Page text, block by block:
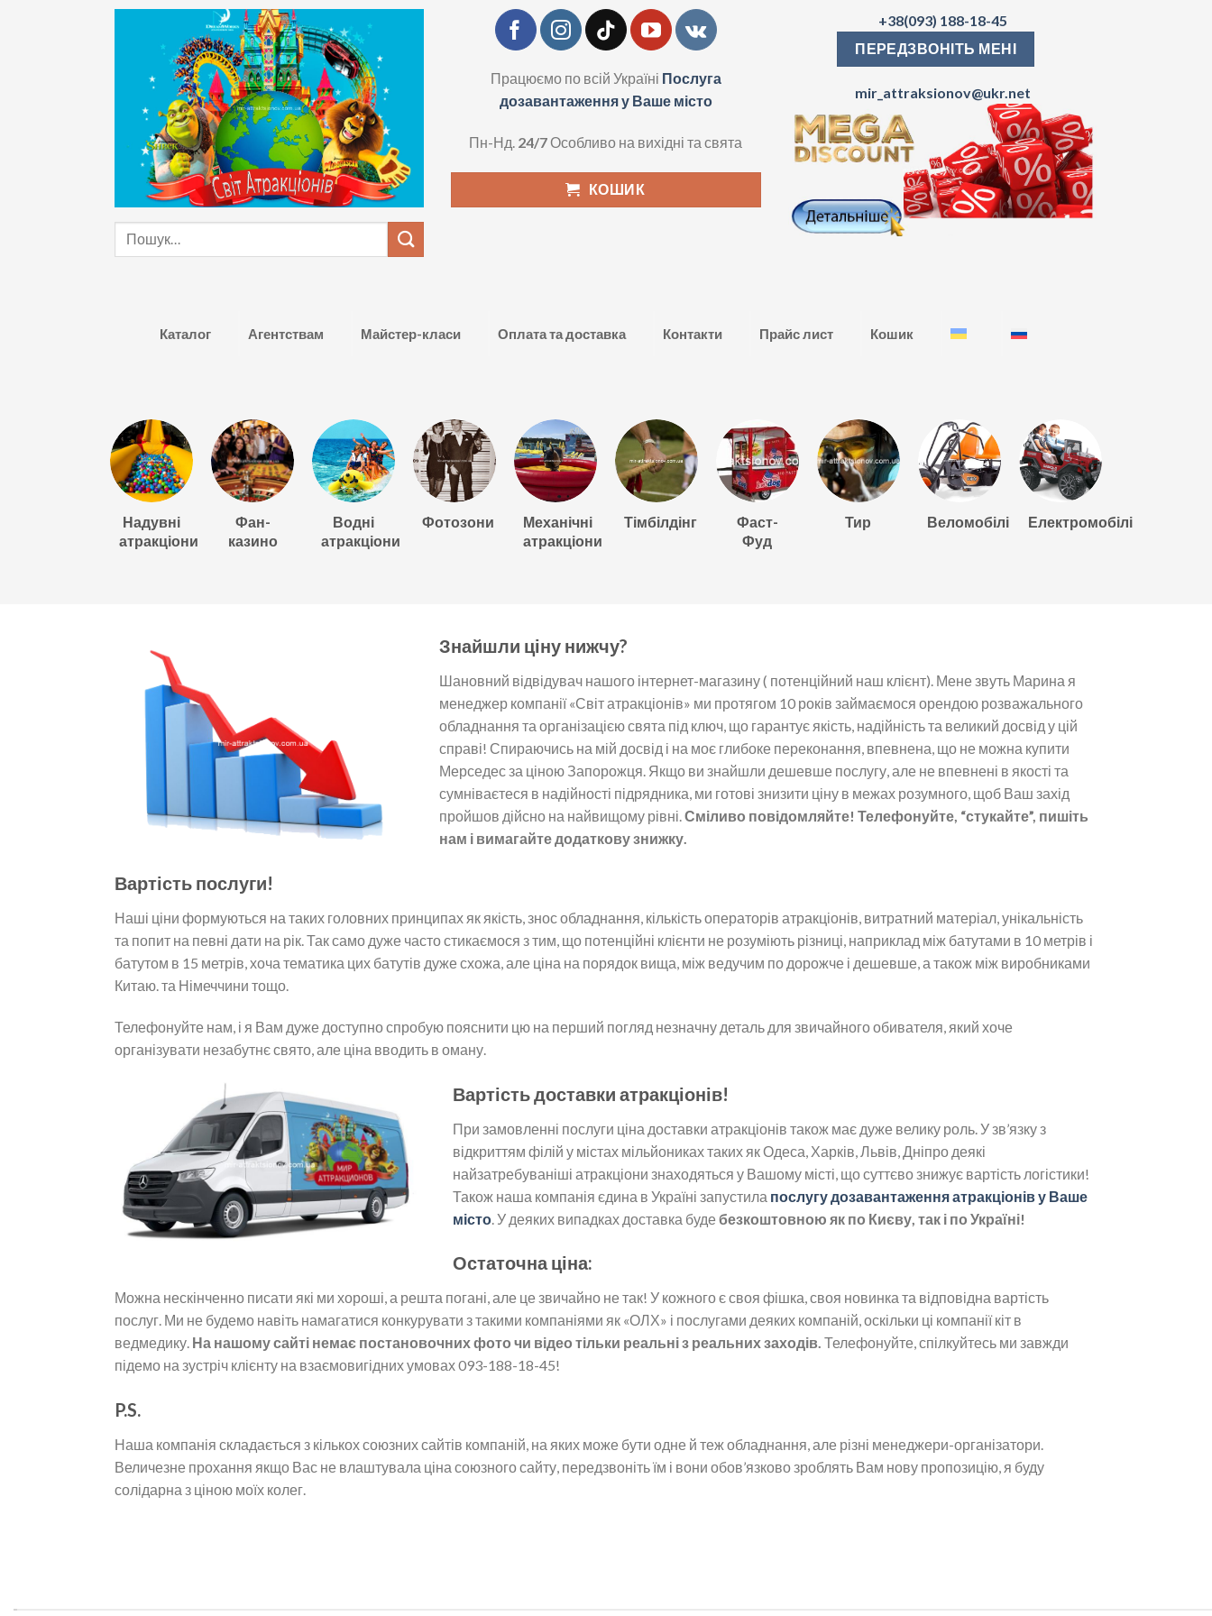
Шукати:
Працюємо по всій Україні Послуга
дозавантаження у Ваше місто
Пн-Нд. 24/7Особливо на вихідні та свята
КОШИК
+38(093) 188-18-45
ПЕРЕДЗВОНІТЬ МЕНІ
mir_attraksionov@ukr.net
Каталог Агентствам Майстер-класи Оплата та доставка Контакти Прайс лист Кошик
Надувні
атракціони
Фан-
казино
Водні
атракціони
Фотозони
Механічні
атракціони
Тімбілдінг
Фаст-
Фуд
Тир Веломобілі Електромобілі
Знайшли ціну нижчу?
Шановний відвідувач нашого інтернет-магазину ( потенційний наш клієнт). Мене звуть Марина я
менеджер компанії «Світ атракціонів» ми протягом 10 років займаємося орендою розважального
обладнання та організацією свята під ключ, що гарантує якість, надійність та великий досвід у цій
справі! Спираючись на мій досвід і на моє глибоке переконання, впевнена, що не можна купити
Мерседес за ціною Запорожця. Якщо ви знайшли дешевше послугу, але не впевнені в якості та
сумніваєтеся в надійності підрядника, ми готові знизити ціну в межах розумного, щоб Ваш захід
пройшов дійсно на найвищому рівні.Сміливо повідомляйте! Телефонуйте, “стукайте”, пишіть
нам і вимагайте додаткову знижку.
Вартість послуги!
Наші ціни формуються на таких головних принципах як якість, знос обладнання, кількість операторів атракціонів, витратний матеріал, унікальність
та попит на певні дати на рік. Так само дуже часто стикаємося з тим, що потенційні клієнти не розуміють різниці, наприклад між батутами в 10 метрів і
батутом в 15 метрів, хоча тематика цих батутів дуже схожа, але ціна на порядок вища, між ведучим по дорожче і дешевше, а також між виробниками
Китаю. та Німеччини тощо.
Телефонуйте нам, і я Вам дуже доступно спробую пояснити цю на перший погляд незначну деталь для звичайного обивателя, який хоче
організувати незабутнє свято, але ціна вводить в оману.
Вартість доставки атракціонів!
При замовленні послуги ціна доставки атракціонів також має дуже велику роль. У зв’язку з
відкриттям філій у містах мільйониках таких як Одеса, Харків, Львів, Дніпро деякі
найзатребуваніші атракціони знаходяться у Вашому місті, що суттєво знижує вартість логістики!
Також наша компанія єдина в Україні запустила послугу дозавантаження атракціонів у Ваше
місто . У деяких випадках доставка буде безкоштовною як по Києву, так і по Україні!
Остаточна ціна:
Можна нескінченно писати які ми хороші, а решта погані, але це звичайно не так! У кожного є своя фішка, своя новинка та відповідна вартість
послуг. Ми не будемо навіть намагатися конкурувати з такими компаніями як «ОЛХ» і послугами деяких компаній, оскільки ці компанії кіт в
ведмедику. На нашому сайті немає постановочних фото чи відео тільки реальні з реальних заходів. Телефонуйте, спілкуйтесь ми завжди
підемо на зустріч клієнту на взаємовигідних умовах 093-188-18-45!
P.S.
Наша компанія складається з кількох союзних сайтів компаній, на яких може бути одне й теж обладнання, але різні менеджери-організатори.
Величезне прохання якщо Вас не влаштувала ціна союзного сайту, передзвоніть їм і вони обов’язково зроблять Вам нову пропозицію, я буду
солідарна з ціною моїх колег.